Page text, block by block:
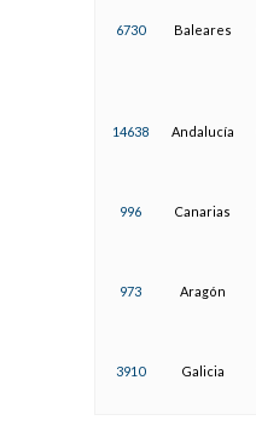
6730 Baleares
14638 Andalucía
996 Canarias
973 Aragón
3910 Galicia